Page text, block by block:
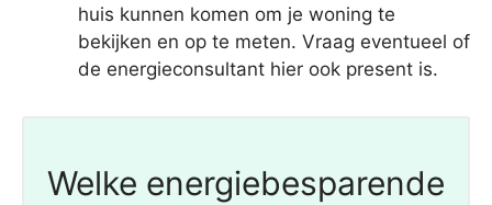
huis kunnen komen om je woning te
bekijken en op te meten. Vraag eventueel of
de energieconsultant hier ook present is.
Welke energiebesparende